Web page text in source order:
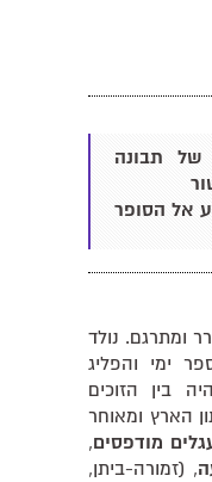
תבונה
אל הסופר
משורר ומתרגם. נולד
ימי והפליג
בצי הסוחר. ב-1989 היה בין הזוכים
הארץ ומאוחר
מודפסים,
, (זמורה-ביתן,